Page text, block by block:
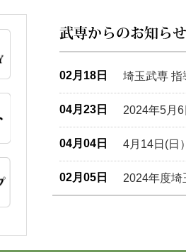
02月18日 埼玉武専 指
04月23日 2024年5月
04月04日 4月14日(日
02月05日 2024年度埼